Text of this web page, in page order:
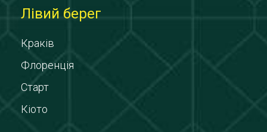
Лівий берег
Краків
Флоренція
Старт
Кіото